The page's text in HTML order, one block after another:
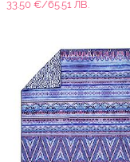
33.50 €/65.51 ЛВ.